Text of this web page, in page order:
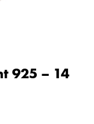
925 – 14